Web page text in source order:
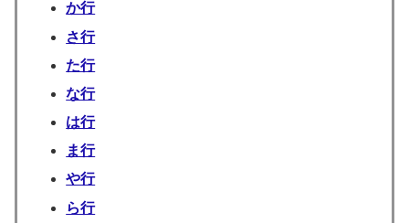
か行
さ行
た行
な行
は行
ま行
や行
ら行